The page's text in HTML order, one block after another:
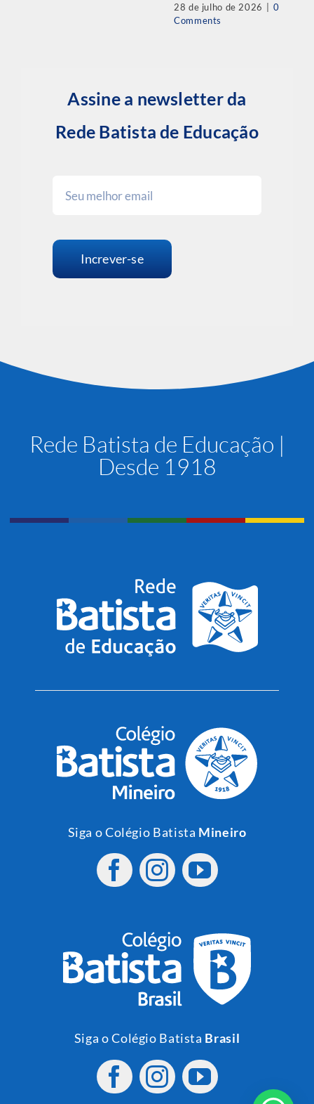
28 de julho de 2026 | 0
Comments
Assine a newsletter da
Rede Batista de Educação
Increver-se
Rede Batista de Educação |
Desde 1918
Siga o Colégio Batista Mineiro
Siga o Colégio Batista Brasil